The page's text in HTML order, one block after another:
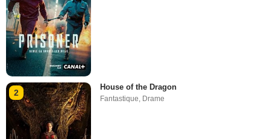
2
House of the Dragon
Fantastique, Drame